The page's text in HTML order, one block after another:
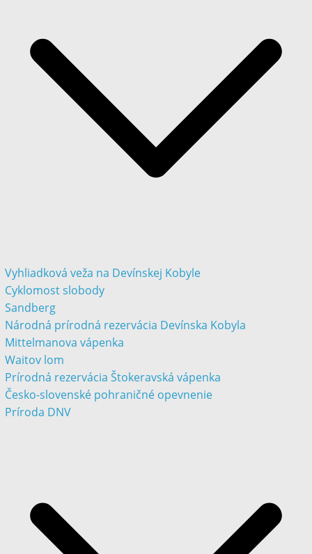
Vyhliadková veža na Devínskej Kobyle
Cyklomost slobody
Sandberg
Národná prírodná rezervácia Devínska Kobyla
Mittelmanova vápenka
Waitov lom
Prírodná rezervácia Štokeravská vápenka
Česko-slovenské pohraničné opevnenie
Príroda DNV